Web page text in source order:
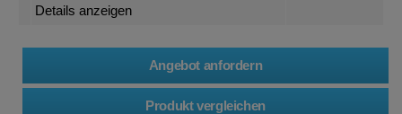
Details anzeigen